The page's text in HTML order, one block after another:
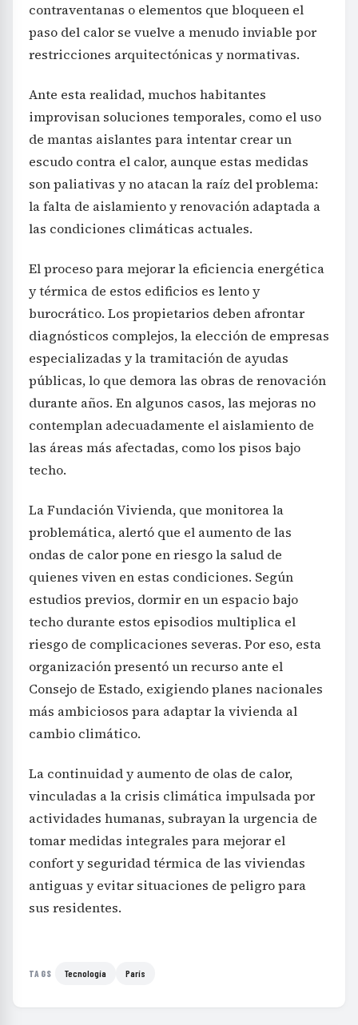
contraventanas o elementos que bloqueen el
paso del calor se vuelve a menudo inviable por
restricciones arquitectónicas y normativas.
Ante esta realidad, muchos habitantes
improvisan soluciones temporales, como el uso
de mantas aislantes para intentar crear un
escudo contra el calor, aunque estas medidas
son paliativas y no atacan la raíz del problema:
la falta de aislamiento y renovación adaptada a
las condiciones climáticas actuales.
El proceso para mejorar la eficiencia energética
y térmica de estos edificios es lento y
burocrático. Los propietarios deben afrontar
diagnósticos complejos, la elección de empresas
especializadas y la tramitación de ayudas
públicas, lo que demora las obras de renovación
durante años. En algunos casos, las mejoras no
contemplan adecuadamente el aislamiento de
las áreas más afectadas, como los pisos bajo
techo.
La Fundación Vivienda, que monitorea la
problemática, alertó que el aumento de las
ondas de calor pone en riesgo la salud de
quienes viven en estas condiciones. Según
estudios previos, dormir en un espacio bajo
techo durante estos episodios multiplica el
riesgo de complicaciones severas. Por eso, esta
organización presentó un recurso ante el
Consejo de Estado, exigiendo planes nacionales
más ambiciosos para adaptar la vivienda al
cambio climático.
La continuidad y aumento de olas de calor,
vinculadas a la crisis climática impulsada por
actividades humanas, subrayan la urgencia de
tomar medidas integrales para mejorar el
confort y seguridad térmica de las viviendas
antiguas y evitar situaciones de peligro para
sus residentes.
TAGS Tecnología París